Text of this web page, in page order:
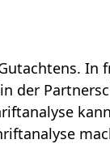
In
der